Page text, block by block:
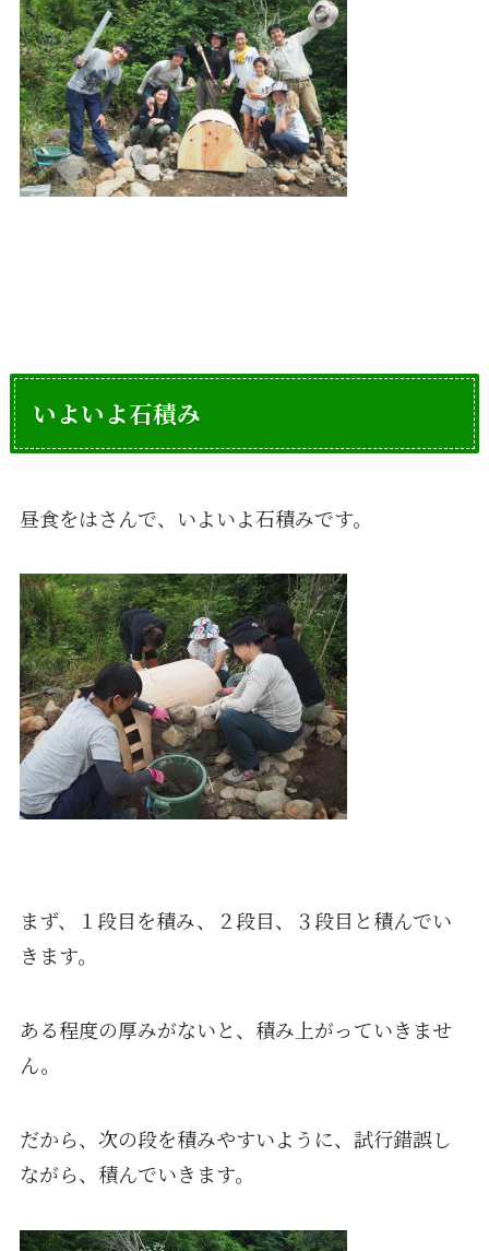
いよいよ石積み
昼食をはさんで、いよいよ石積みです。
まず、１段目を積み、２段目、３段目と積んでい
きます。
ある程度の厚みがないと、積み上がっていきませ
ん。
だから、次の段を積みやすいように、試行錯誤し
ながら、積んでいきます。